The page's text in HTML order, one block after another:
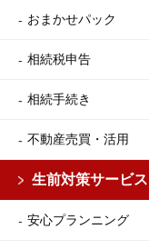
おまかせパック
相続税申告
相続手続き
不動産売買・活用
生前対策サービス
安心プランニング